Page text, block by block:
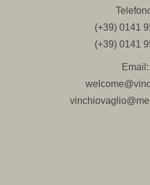
(+39) 0141
(+39) 0141
Email: